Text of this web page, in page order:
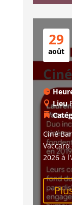
29
août
Lieu
Ciné
2026 à